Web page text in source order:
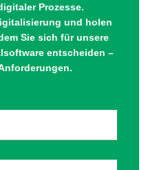
Prozesse.
und holen
Sie sich für unsere
entscheiden –